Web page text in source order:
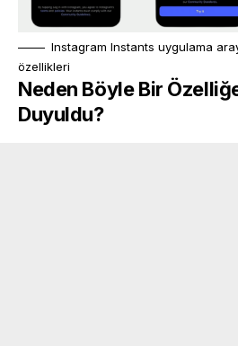
Instagram Instants uygulama
özellikleri
Neden Böyle Bir
Duyuldu?